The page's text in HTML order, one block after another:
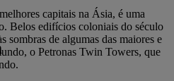
capitais na Ásia, é uma
Belos edifícios coloniais do século
sombras de algumas das maiores e
o Petronas Twin Towers, que